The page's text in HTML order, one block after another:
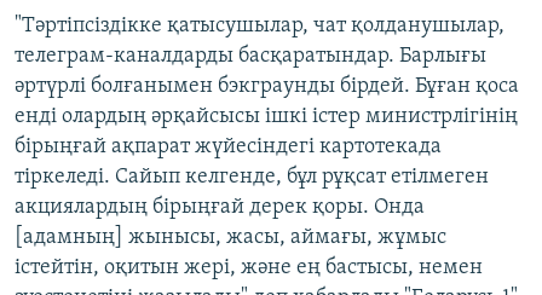
"Тәртіпсіздікке қатысушылар, чат қолданушылар,
телеграм-каналдарды басқаратындар. Барлығы
әртүрлі болғанымен бэкграунды бірдей. Бұған қоса
енді олардың әрқайсысы ішкі істер министрлігінің
бірыңғай ақпарат жүйесіндегі картотекада
тіркеледі. Сайып келгенде, бұл рұқсат етілмеген
акциялардың бірыңғай дерек қоры. Онда
[адамның] жынысы, жасы, аймағы, жұмыс
істейтін, оқитын жері, және ең бастысы, немен